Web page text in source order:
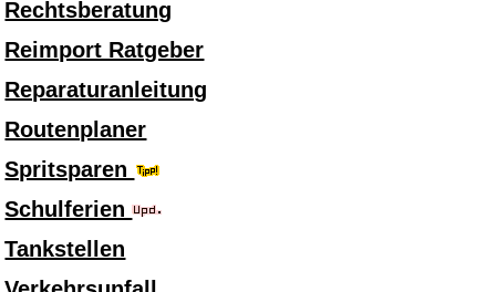
Rechtsberatung
Reimport Ratgeber
Reparaturanleitung
Routenplaner
Spritsparen
Schulferien
Tankstellen